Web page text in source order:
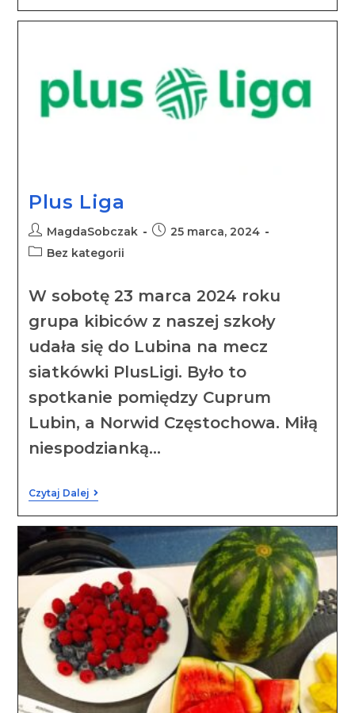
Plus Liga
MagdaSobczak
25 marca, 2024
Bez kategorii
W sobotę 23 marca 2024 roku
grupa kibiców z naszej szkoły
udała się do Lubina na mecz
siatkówki PlusLigi. Było to
spotkanie pomiędzy Cuprum
Lubin, a Norwid Częstochowa. Miłą
niespodzianką…
Czytaj Dalej